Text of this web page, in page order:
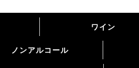
ワイン
ノンアルコール